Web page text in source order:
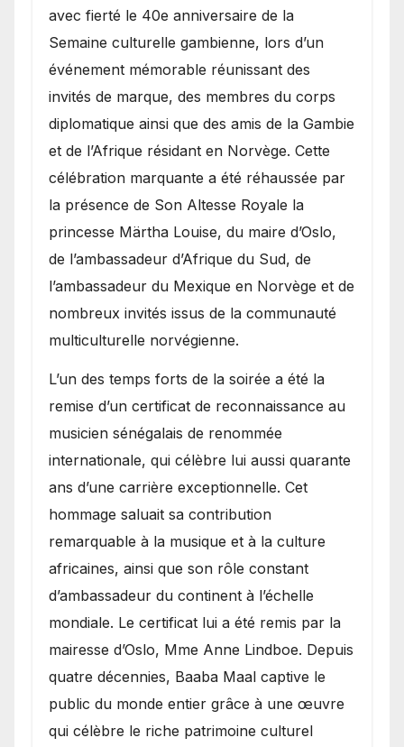
avec fierté le 40e anniversaire de la
Semaine culturelle gambienne, lors d’un
événement mémorable réunissant des
invités de marque, des membres du corps
diplomatique ainsi que des amis de la Gambie
et de l’Afrique résidant en Norvège. Cette
célébration marquante a été réhaussée par
la présence de Son Altesse Royale la
princesse Märtha Louise, du maire d’Oslo,
de l’ambassadeur d’Afrique du Sud, de
l’ambassadeur du Mexique en Norvège et de
nombreux invités issus de la communauté
multiculturelle norvégienne.
​L’un des temps forts de la soirée a été la
remise d’un certificat de reconnaissance au
musicien sénégalais de renommée
internationale, qui célèbre lui aussi quarante
ans d’une carrière exceptionnelle. Cet
hommage saluait sa contribution
remarquable à la musique et à la culture
africaines, ainsi que son rôle constant
d’ambassadeur du continent à l’échelle
mondiale. Le certificat lui a été remis par la
mairesse d’Oslo, Mme Anne Lindboe. Depuis
quatre décennies, Baaba Maal captive le
public du monde entier grâce à une œuvre
qui célèbre le riche patrimoine culturel